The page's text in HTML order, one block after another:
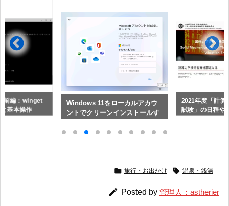
前編：winget
基本操作
Windows 11をローカルアカウ
ントでクリーンインストールす
2021年度「計算
試験」の日程や
 旅行・お出かけ  温泉・銭湯
 Posted by 管理人：astherier